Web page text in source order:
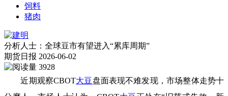
饲料
猪肉
分析人士：全球豆市有望进入“累库周期”
期货日报 2026-06-02
3928
近期观察CBOT大豆盘面表现不难发现，市场整体走势十